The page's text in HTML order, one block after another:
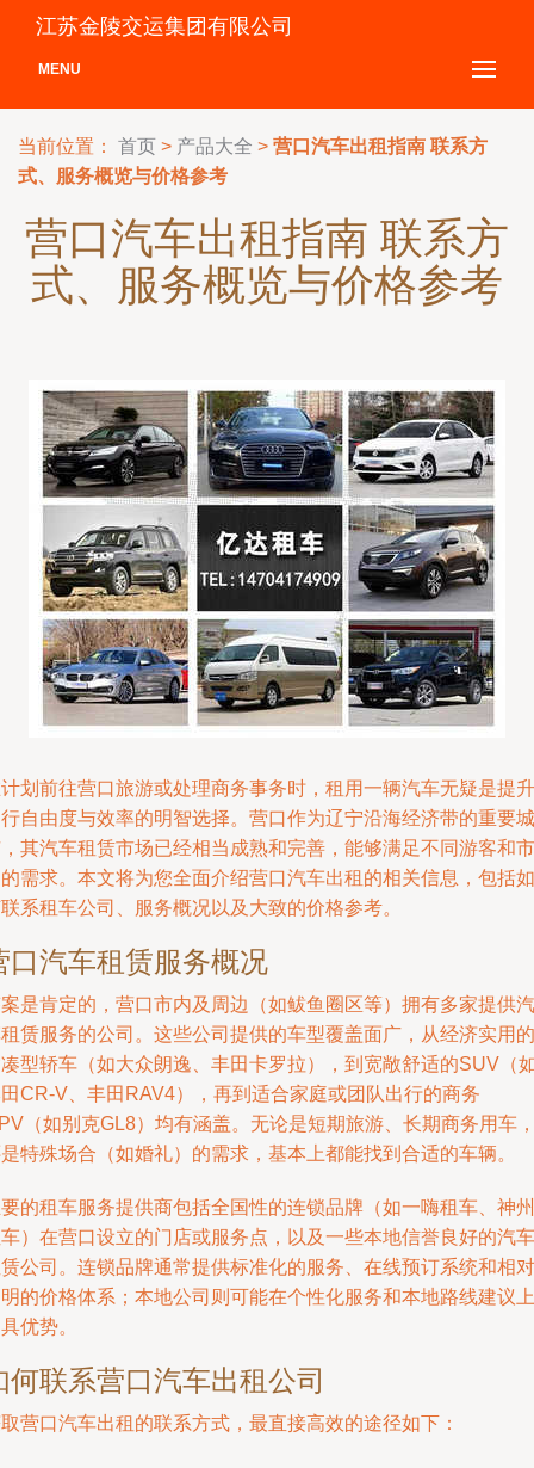
江苏金陵交运集团有限公司
MENU
当前位置： 首页 > 产品大全 > 营口汽车出租指南 联系方
式、服务概览与价格参考
营口汽车出租指南 联系方
式、服务概览与价格参考
划前往营口旅游或处理商务事务时，租用一辆汽车无疑是提升
自由度与效率的明智选择。营口作为辽宁沿海经济带的重要城
其汽车租赁市场已经相当成熟和完善，能够满足不同游客和市
需求。本文将为您全面介绍营口汽车出租的相关信息，包括如
系租车公司、服务概况以及大致的价格参考。
口汽车租赁服务概况
是肯定的，营口市内及周边（如鲅鱼圈区等）拥有多家提供汽
赁服务的公司。这些公司提供的车型覆盖面广，从经济实用的
型轿车（如大众朗逸、丰田卡罗拉），到宽敞舒适的SUV（
CR-V、丰田RAV4），再到适合家庭或团队出行的商务
（如别克GL8）均有涵盖。无论是短期旅游、长期商务用车
特殊场合（如婚礼）的需求，基本上都能找到合适的车辆。
的租车服务提供商包括全国性的连锁品牌（如一嗨租车、神州
）在营口设立的门店或服务点，以及一些本地信誉良好的汽车
公司。连锁品牌通常提供标准化的服务、在线预订系统和相对
的价格体系；本地公司则可能在个性化服务和本地路线建议上
优势。
何联系营口汽车出租公司
营口汽车出租的联系方式，最直接高效的途径如下：